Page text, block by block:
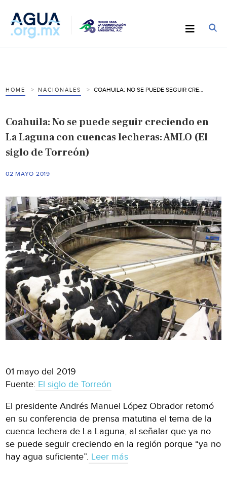
HOME NACIONALES
Coahuila: No se puede seguir creciendo en
La Laguna con cuencas lecheras: AMLO (El
siglo de Torreón)
02 MAYO 2019
01 mayo del 2019
Fuente: El siglo de Torreón
El presidente Andrés Manuel López Obrador retomó
en su conferencia de prensa matutina el tema de la
cuenca lechera de La Laguna, al señalar que ya no
se puede seguir creciendo en la región porque “ya no
hay agua suficiente”. Leer más